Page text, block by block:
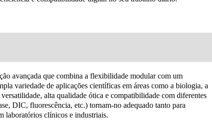
avançada que combina a flexibilidade modular com um
variedade de aplicações científicas em áreas como a biologia, a
alta qualidade ótica e compatibilidade com diferentes
DIC, fluorescência, etc.) tornam-no adequado tanto para
laboratórios clínicos e industriais.